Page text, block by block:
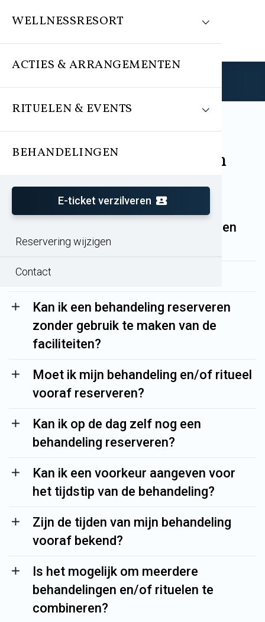
WELLNESSRESORT
ACTIES & ARRANGEMENTEN
RITUELEN & EVENTS
BEHANDELINGEN
E-ticket verzilveren
Reservering wijzigen
Contact
Behandelingen / Rituelen
Welke behandelingen en/of rituelen
kan ik reserveren?
Wat is een wellnessritueel?
Kan ik een behandeling reserveren
zonder gebruik te maken van de
faciliteiten?
Moet ik mijn behandeling en/of ritueel
vooraf reserveren?
Kan ik op de dag zelf nog een
behandeling reserveren?
Kan ik een voorkeur aangeven voor
het tijdstip van de behandeling?
Zijn de tijden van mijn behandeling
vooraf bekend?
Is het mogelijk om meerdere
behandelingen en/of rituelen te
combineren?